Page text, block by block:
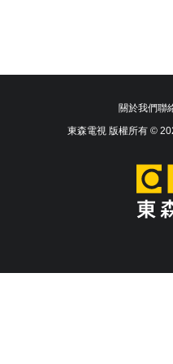
關於我們聯
東森電視 版權所有 ©